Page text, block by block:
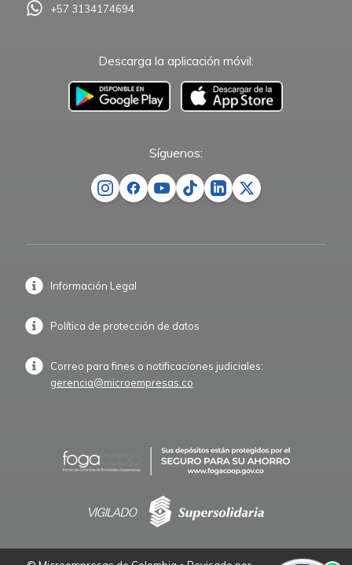
+57 3134174694
Descarga la aplicación móvil:
–
Síguenos:
Información Legal
Política de protección de datos
Correo para fines o notificaciones judiciales:
gerencia@microempresas.co